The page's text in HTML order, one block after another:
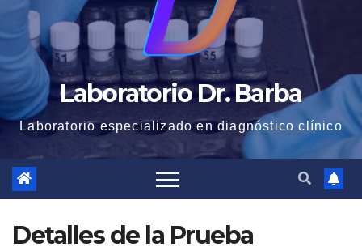
Laboratorio Dr. Barba
Laboratorio especializado en diagnóstico clínico
Detalles de la Prueba